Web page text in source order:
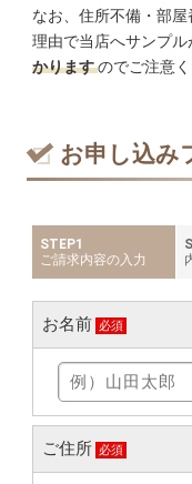
なお、住所不備・部
理由で当店へサンプル
かりますのでご注意く
お申し込み
STEP1
ご請求内容の入力
お名前 必須
ご住所 必須